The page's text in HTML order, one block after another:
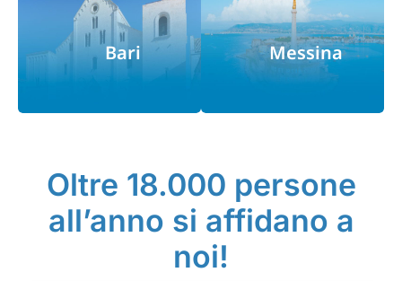
Bari Messina
Oltre 18.000 persone
all’anno si affidano a
noi!